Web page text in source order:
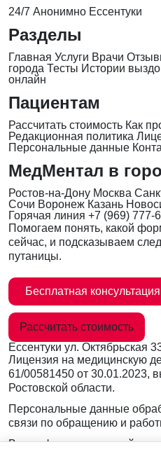
24/7 Анонимно Ессентуки
Разделы
Главная Услуги Врачи
города Тесты Истории
онлайн
Пациентам
Рассчитать стоимость Как
Редакционная политика
Персональные данные
МедМентал в
Ростов-на-Дону Москва
Сочи Воронеж Казань
Горячая линия +7 (969) 777-
Помогаем понять, какой
сейчас, и подсказываем
путаницы.
Бесплатная консультация
Рассчитать стоимость
Ессентуки ул. Октябрьская
Лицензия на медицинскую
61/00581450 от 30.01.2023,
Ростовской области.
Персональные данные
связи по обращению и
Вся информация на сайте